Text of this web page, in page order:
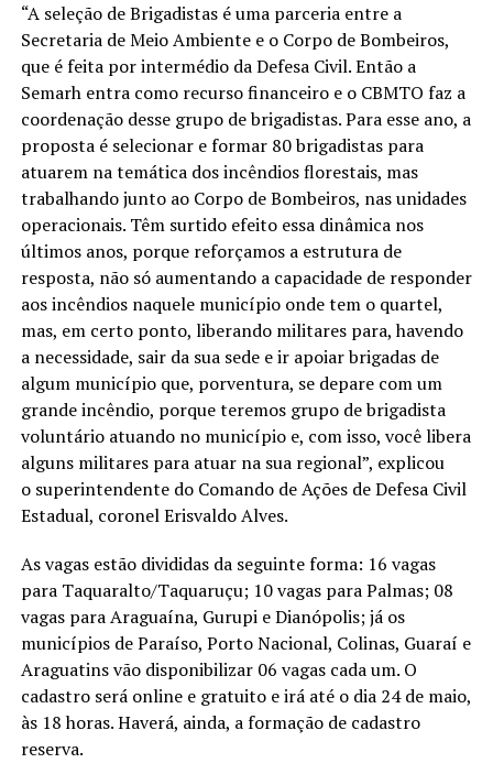
“A seleção de Brigadistas é uma parceria entre a
Secretaria de Meio Ambiente e o Corpo de Bombeiros,
que é feita por intermédio da Defesa Civil. Então a
Semarh entra como recurso financeiro e o CBMTO faz a
coordenação desse grupo de brigadistas. Para esse ano, a
proposta é selecionar e formar 80 brigadistas para
atuarem na temática dos incêndios florestais, mas
trabalhando junto ao Corpo de Bombeiros, nas unidades
operacionais. Têm surtido efeito essa dinâmica nos
últimos anos, porque reforçamos a estrutura de
resposta, não só aumentando a capacidade de responder
aos incêndios naquele município onde tem o quartel,
mas, em certo ponto, liberando militares para, havendo
a necessidade, sair da sua sede e ir apoiar brigadas de
algum município que, porventura, se depare com um
grande incêndio, porque teremos grupo de brigadista
voluntário atuando no município e, com isso, você libera
alguns militares para atuar na sua regional”, explicou
o superintendente do Comando de Ações de Defesa Civil
Estadual, coronel Erisvaldo Alves.
As vagas estão divididas da seguinte forma: 16 vagas
para Taquaralto/Taquaruçu; 10 vagas para Palmas; 08
vagas para Araguaína, Gurupi e Dianópolis; já os
municípios de Paraíso, Porto Nacional, Colinas, Guaraí e
Araguatins vão disponibilizar 06 vagas cada um. O
cadastro será online e gratuito e irá até o dia 24 de maio,
às 18 horas. Haverá, ainda, a formação de cadastro
reserva.